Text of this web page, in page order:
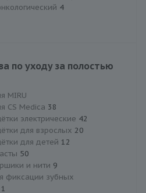
4
по уходу за полостью
MIRU
CS Medica 38
электрические 42
для взрослых 20
для детей 12
50
и нити 9
фиксации зубных
1